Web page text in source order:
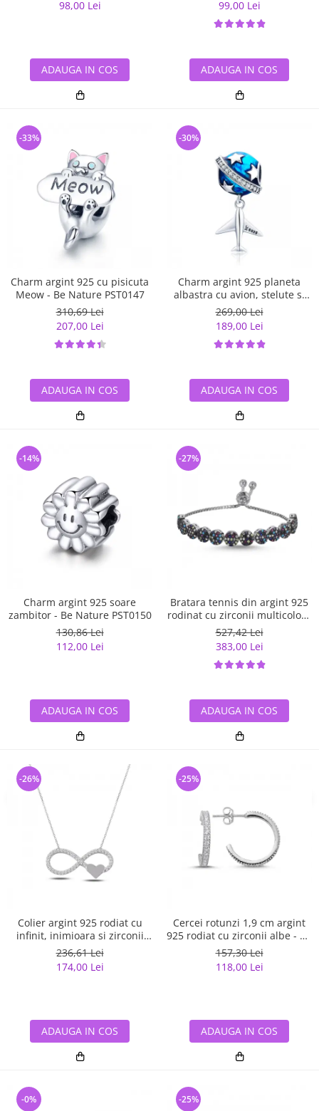
98,00 Lei
ADAUGA IN COS
99,00 Lei
ADAUGA IN COS
Charm argint 925 cu pisicuta
Meow - Be Nature PST0147
310,69 Lei
207,00 Lei
-33%
ADAUGA IN COS
Charm argint 925 planeta
albastra cu avion, stelute si
zirconii albe PST0149
269,00 Lei
189,00 Lei
-30%
ADAUGA IN COS
Charm argint 925 soare
zambitor - Be Nature PST0150
130,86 Lei
112,00 Lei
-14%
ADAUGA IN COS
Bratara tennis din argint 925
rodinat cu zirconii multicolore
- Be Elegant BTU0108
527,42 Lei
383,00 Lei
-27%
ADAUGA IN COS
Colier argint 925 rodiat cu
infinit, inimioara si zirconii
albe - Infinite You CTU0067
236,61 Lei
174,00 Lei
-26%
ADAUGA IN COS
Cercei rotunzi 1,9 cm argint
925 rodiat cu zirconii albe - Be
Elegant ETU0059
157,30 Lei
118,00 Lei
-25%
ADAUGA IN COS
-0% -25%